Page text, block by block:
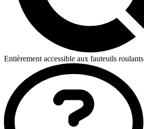
Entièrement accessible aux fauteuils roulants